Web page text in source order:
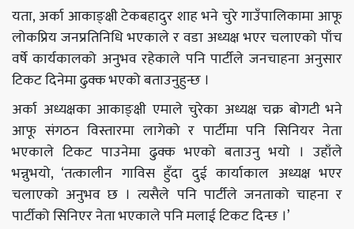
यता, अर्का आकाङ्क्षी टेकबहादुर शाह भने चुरे गाउँपालिकामा आफू
लोकप्रिय जनप्रतिनिधि भएकाले र वडा अध्यक्ष भएर चलाएको पाँच
वर्षे कार्यकालको अनुभव रहेकाले पनि पार्टीले जनचाहना अनुसार
टिकट दिनेमा ढुक्क भएको बताउनुहुन्छ ।
अर्का अध्यक्षका आकाङ्क्षी एमाले चुरेका अध्यक्ष चक्र बोगटी भने
आफू संगठन विस्तारमा लागेको र पार्टीमा पनि सिनियर नेता
भएकाले टिकट पाउनेमा ढुक्क भएको बताउनु भयो । उहाँले
भन्नुभयो, ‘तत्कालीन गाविस हुँदा दुई कार्याकाल अध्यक्ष भएर
चलाएको अनुभव छ । त्यसैले पनि पार्टीले जनताको चाहना र
पार्टीको सिनिएर नेता भएकाले पनि मलाई टिकट दिन्छ ।’